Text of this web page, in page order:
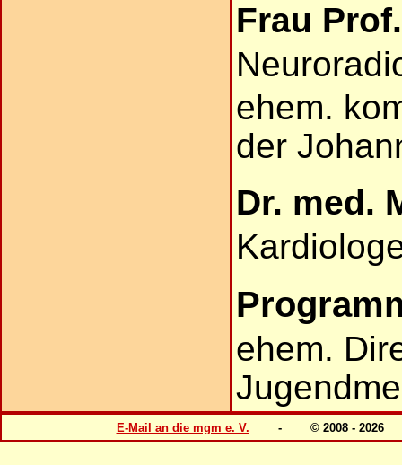
Frau
ehem.
der
Dr. med.
ehem.
E-Mail an die mgm e. V. - © 2008 -